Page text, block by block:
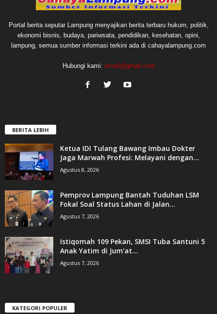
Portal berita seputar Lampung menyajikan berita terbaru hukum, politik,
ekonomi bisnis, budaya, pariwsata, pendidikan, kesehatan, opini,
lampung, semua sumber informasi terkini ada di cahayalampung.com
Hubungi kami: email@gmail.com
BERITA LEBIH
Ketua IDI Tulang Bawang Imbau Dokter
Jaga Marwah Profesi: Melayani dengan...
Agustus 8, 2026
Pemprov Lampung Bantah Tuduhan LSM
Fokal Soal Status Lahan di Jalan...
Agustus 7, 2026
Istiqomah 109 Pekan, SMSI Tuba Santuni 5
Anak Yatim di Jum’at...
Agustus 7, 2026
KATEGORI POPULER